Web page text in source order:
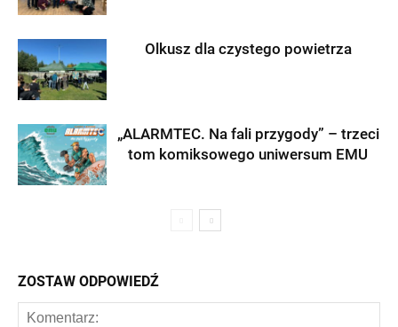
Olkusz dla czystego powietrza
„ALARMTEC. Na fali przygody” – trzeci
tom komiksowego uniwersum EMU
ZOSTAW ODPOWIEDŹ